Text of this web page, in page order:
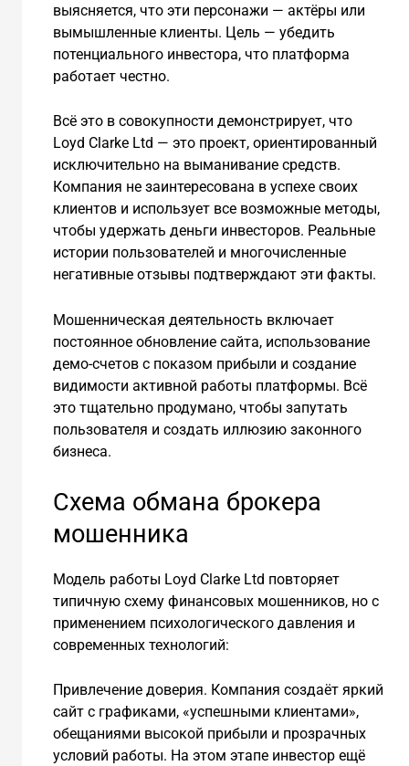
выясняется, что эти персонажи — актёры или
вымышленные клиенты. Цель — убедить
потенциального инвестора, что платформа
работает честно.
Всё это в совокупности демонстрирует, что
Loyd Clarke Ltd — это проект, ориентированный
исключительно на выманивание средств.
Компания не заинтересована в успехе своих
клиентов и использует все возможные методы,
чтобы удержать деньги инвесторов. Реальные
истории пользователей и многочисленные
негативные отзывы подтверждают эти факты.
Мошенническая деятельность включает
постоянное обновление сайта, использование
демо-счетов с показом прибыли и создание
видимости активной работы платформы. Всё
это тщательно продумано, чтобы запутать
пользователя и создать иллюзию законного
бизнеса.
Схема обмана брокера
мошенника
Модель работы Loyd Clarke Ltd повторяет
типичную схему финансовых мошенников, но с
применением психологического давления и
современных технологий:
Привлечение доверия. Компания создаёт яркий
сайт с графиками, «успешными клиентами»,
обещаниями высокой прибыли и прозрачных
условий работы. На этом этапе инвестор ещё